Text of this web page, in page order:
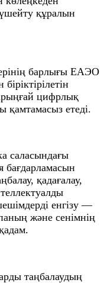
құралын
барлығы ЕАЭО
цифрлық
қамтамасыз етеді.
саласындағы
қадағалау,
енгізу —
және сенімнің
таңбалаудың